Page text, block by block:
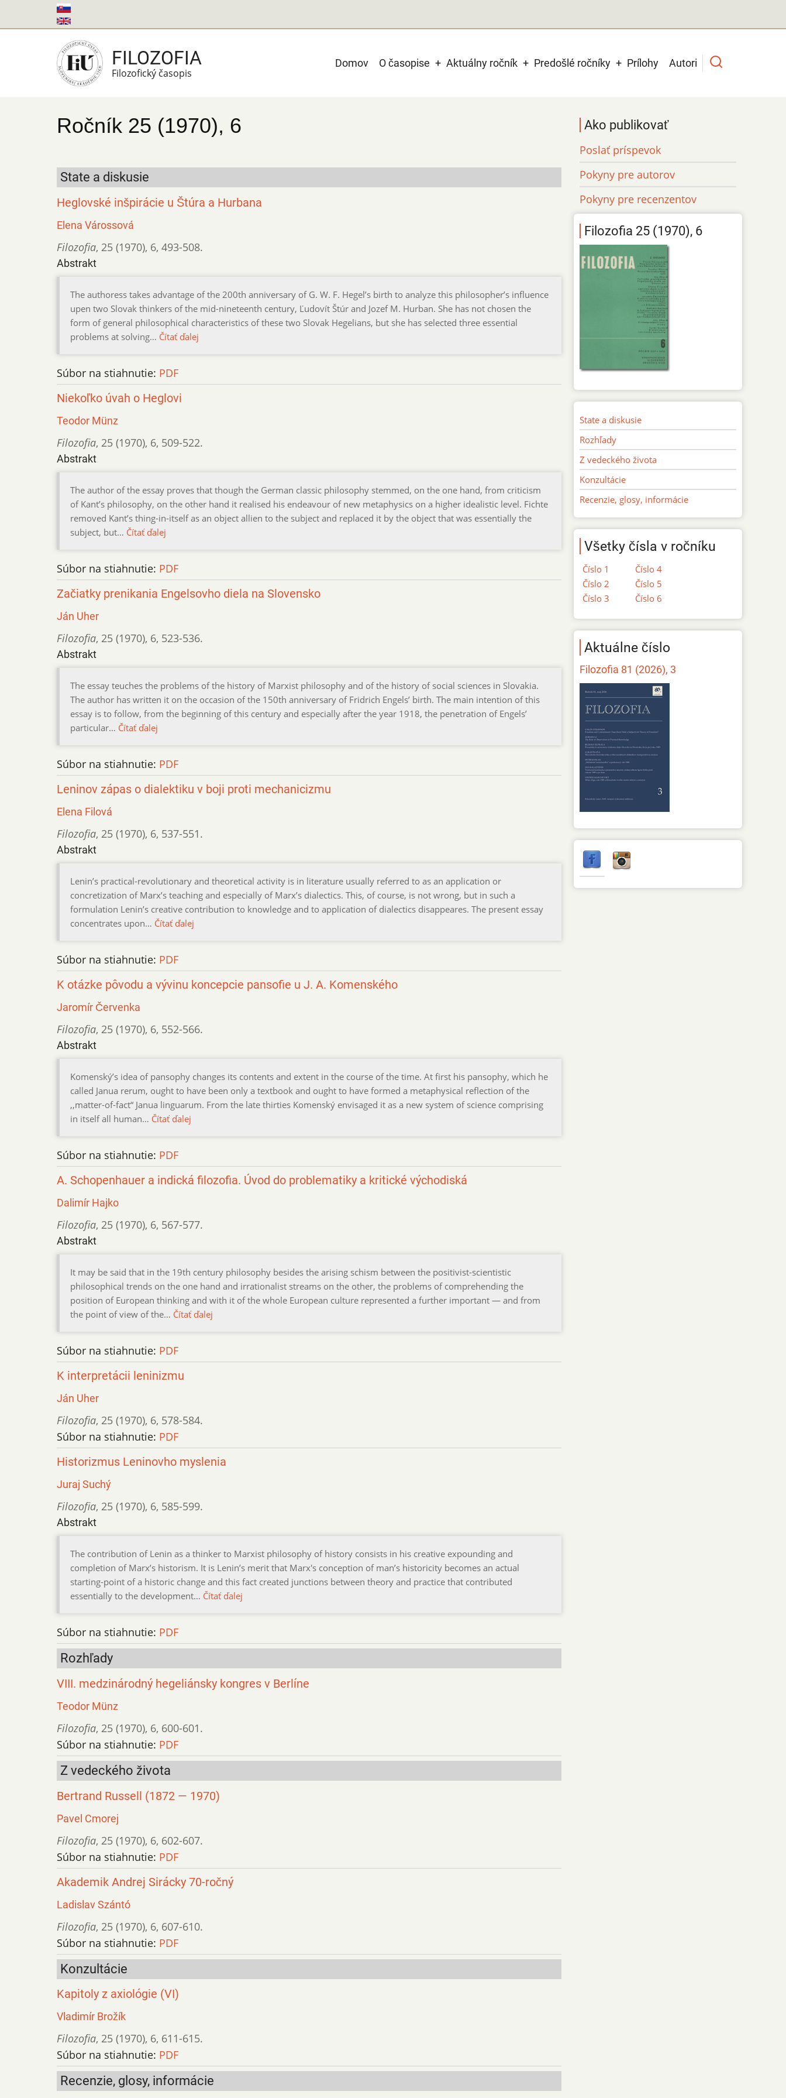
na
FILOZOFIA
Filozofický časopis
Main
Domov O časopise Aktuálny ročník Predošlé ročníky Prílohy Autori
Ročník 25 (1970), 6
State a diskusie
Heglovské inšpirácie u Štúra a Hurbana
Elena Várossová
Filozofia, 25 (1970), 6, 493-508.
Abstrakt
The authoress takes advantage of the 200th anniversary of G. W. F. Hegel’s birth to analyze this philosopher’s influence
upen two Slovak thinkers of the mid-nineteenth century, Ľudovít Štúr and Jozef M. Hurban. She has not chosen the
form of general philosophical characteristics of these two Slovak Hegelians, but she has selected three essential
problems at solving… Čítať ďalej
Súbor na stiahnutie: PDF
Niekoľko úvah o Heglovi
Teodor Münz
Filozofia, 25 (1970), 6, 509-522.
Abstrakt
The author of the essay proves that though the German classic philosophy stemmed, on the one hand, from criticism
of Kant’s philosophy, on the other hand it realised his endeavour of new metaphysics on a higher idealistic level. Fichte
removed Kant’s thing-in-itself as an object allien to the subject and replaced it by the object that was essentially the
subject, but… Čítať ďalej
Súbor na stiahnutie: PDF
Začiatky prenikania Engelsovho diela na Slovensko
Ján Uher
Filozofia, 25 (1970), 6, 523-536.
Abstrakt
The essay teuches the problems of the history of Marxist philosophy and of the history of social sciences in Slovakia.
The author has written it on the occasion of the 150th anniversary of Fridrich Engels’ birth. The main intention of this
essay is to follow, from the beginning of this century and especially after the year 1918, the penetration of Engels’
particular… Čítať ďalej
Súbor na stiahnutie: PDF
Leninov zápas o dialektiku v boji proti mechanicizmu
Elena Filová
Filozofia, 25 (1970), 6, 537-551.
Abstrakt
Lenin’s practical-revolutionary and theoretical activity is in literature usually referred to as an application or
concretization of Marx’s teaching and especially of Marx’s dialectics. This, of course, is not wrong, but in such a
formulation Lenin’s creative contribution to knowledge and to application of dialectics disappeares. The present essay
concentrates upon… Čítať ďalej
Súbor na stiahnutie: PDF
K otázke pôvodu a vývinu koncepcie pansofie u J. A. Komenského
Jaromír Červenka
Filozofia, 25 (1970), 6, 552-566.
Abstrakt
Komenský’s idea of pansophy changes its contents and extent in the course of the time. At first his pansophy, which he
called Janua rerum, ought to have been only a textbook and ought to have formed a metaphysical reflection of the
,,matter-of-fact“ Janua linguarum. From the late thirties Komenský envisaged it as a new system of science comprising
in itself all human… Čítať ďalej
Súbor na stiahnutie: PDF
A. Schopenhauer a indická filozofia. Úvod do problematiky a kritické východiská
Dalimír Hajko
Filozofia, 25 (1970), 6, 567-577.
Abstrakt
It may be said that in the 19th century philosophy besides the arising schism between the positivist-scientistic
philosophical trends on the one hand and irrationalist streams on the other, the problems of comprehending the
position of European thinking and with it of the whole European culture represented a further important — and from
the point of view of the… Čítať ďalej
Súbor na stiahnutie: PDF
K interpretácii leninizmu
Ján Uher
Filozofia, 25 (1970), 6, 578-584.
Súbor na stiahnutie: PDF
Historizmus Leninovho myslenia
Juraj Suchý
Filozofia, 25 (1970), 6, 585-599.
Abstrakt
The contribution of Lenin as a thinker to Marxist philosophy of history consists in his creative expounding and
completion of Marx’s historism. It is Lenin’s merit that Marx's conception of man’s historicity becomes an actual
starting-point of a historic change and this fact created junctions between theory and practice that contributed
essentially to the development… Čítať ďalej
Súbor na stiahnutie: PDF
Rozhľady
VIII. medzinárodný hegeliánsky kongres v Berlíne
Teodor Münz
Filozofia, 25 (1970), 6, 600-601.
Súbor na stiahnutie: PDF
Z vedeckého života
Bertrand Russell (1872 — 1970)
Pavel Cmorej
Filozofia, 25 (1970), 6, 602-607.
Súbor na stiahnutie: PDF
Akademik Andrej Sirácky 70-ročný
Ladislav Szántó
Filozofia, 25 (1970), 6, 607-610.
Súbor na stiahnutie: PDF
Konzultácie
Kapitoly z axiológie (VI)
Vladimír Brožík
Filozofia, 25 (1970), 6, 611-615.
Súbor na stiahnutie: PDF
Recenzie, glosy, informácie
Ako publikovať
Poslať príspevok
Pokyny pre autorov
Pokyny pre recenzentov
Filozofia 25 (1970), 6
State a diskusie
Rozhľady
Z vedeckého života
Konzultácie
Recenzie, glosy, informácie
Všetky čísla v ročníku
Číslo 1
Číslo 2
Číslo 3
Číslo 4
Číslo 5
Číslo 6
Aktuálne číslo
Filozofia 81 (2026), 3